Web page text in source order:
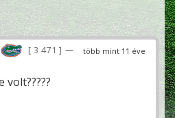
több mint 11 éve
3 471
—